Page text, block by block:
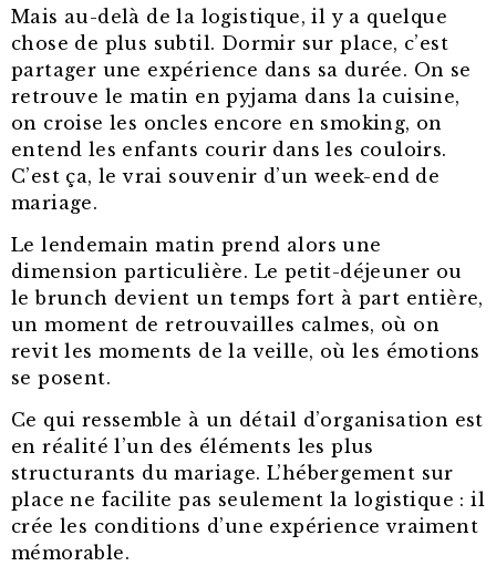
Mais au-delà de la logistique, il y a quelque
chose de plus subtil. Dormir sur place, c’est
partager une expérience dans sa durée. On se
retrouve le matin en pyjama dans la cuisine,
on croise les oncles encore en smoking, on
entend les enfants courir dans les couloirs.
C’est ça, le vrai souvenir d’un week-end de
mariage.
Le lendemain matin prend alors une
dimension particulière. Le petit-déjeuner ou
le brunch devient un temps fort à part entière,
un moment de retrouvailles calmes, où on
revit les moments de la veille, où les émotions
se posent.
Ce qui ressemble à un détail d’organisation est
en réalité l’un des éléments les plus
structurants du mariage. L’hébergement sur
place ne facilite pas seulement la logistique : il
crée les conditions d’une expérience vraiment
mémorable.